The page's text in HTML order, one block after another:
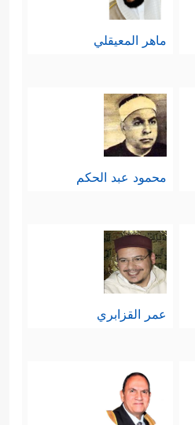
ماهر المعيقلي
محمود عبد الحكم
عمر القزابري